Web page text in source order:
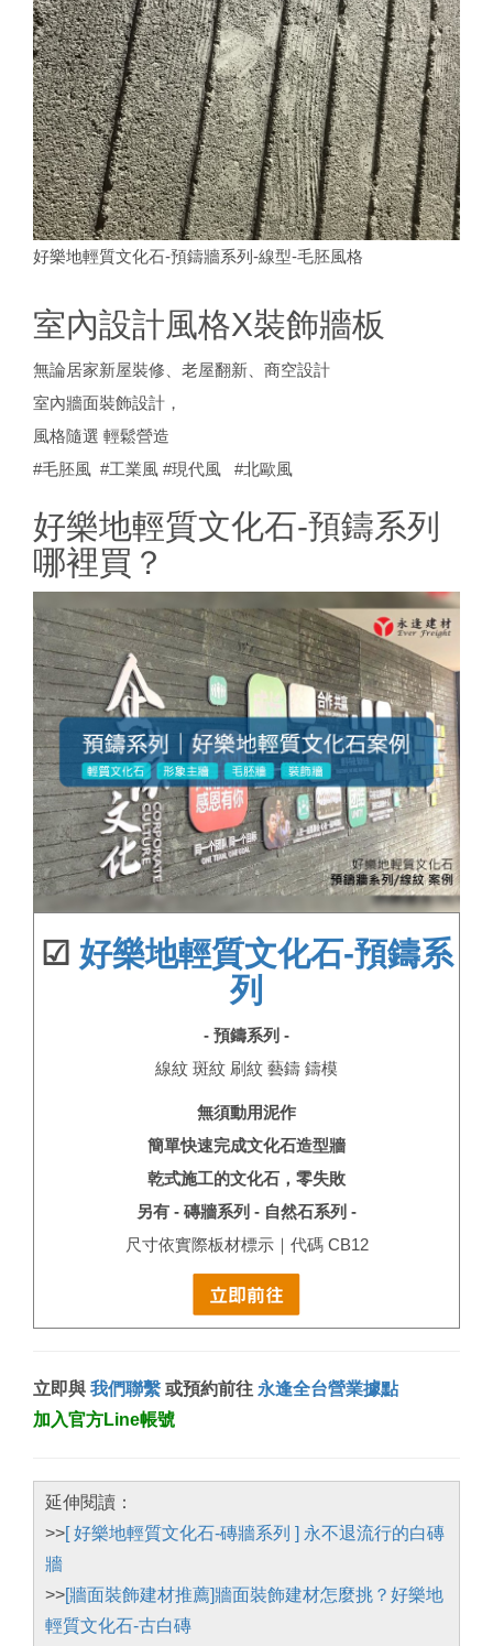
好樂地輕質文化石-預鑄牆系列-線型-毛胚風格
室內設計風格X裝飾牆板
無論居家新屋裝修、老屋翻新、商空設計
室內牆面裝飾設計，
風格隨選 輕鬆營造
#毛胚風 #工業風 #現代風 #北歐風
好樂地輕質文化石-預鑄系列
哪裡買？
☑ 好樂地輕質文化石-預鑄系
列
- 預鑄系列 -
線紋 斑紋 刷紋 藝鑄 鑄模
無須動用泥作
簡單快速完成文化石造型牆
乾式施工的文化石，零失敗
另有 - 磚牆系列 - 自然石系列 -
尺寸依實際板材標示｜代碼 CB12
立即與 我們聯繫 或預約前往 永逢全台營業據點
加入官方Line帳號
延伸閱讀：
>>[ 好樂地輕質文化石-磚牆系列 ] 永不退流行的白磚
牆
>>[牆面裝飾建材推薦]牆面裝飾建材怎麼挑？好樂地
輕質文化石-古白磚